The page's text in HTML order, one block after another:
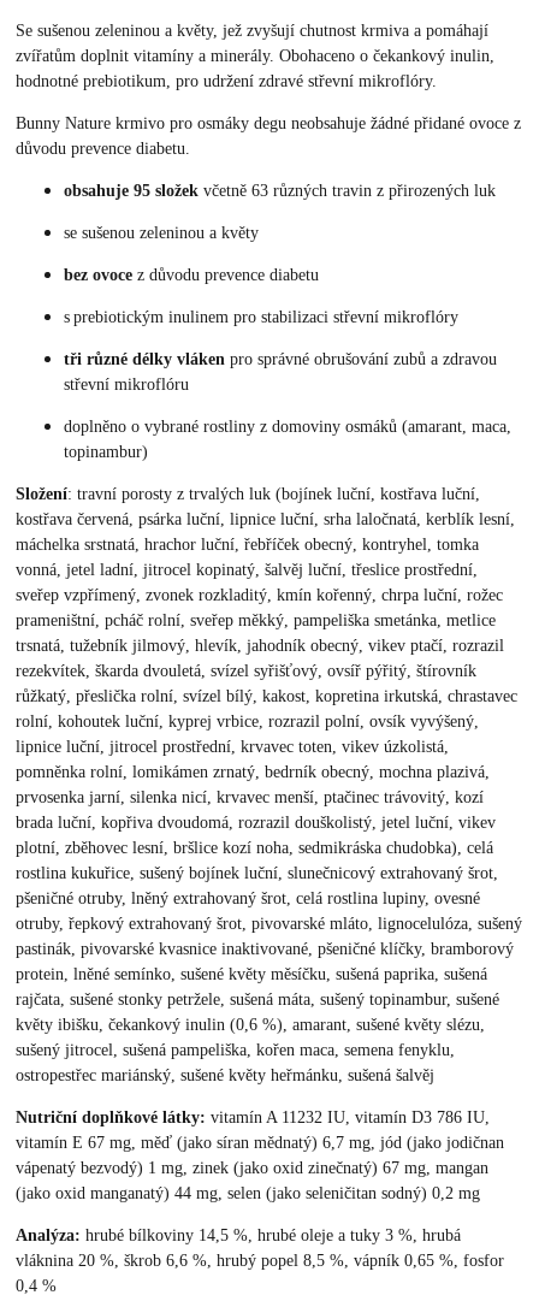
Se sušenou zeleninou a květy, jež zvyšují chutnost krmiva a pomáhají
zvířatům doplnit vitamíny a minerály. Obohaceno o čekankový inulin,
hodnotné prebiotikum, pro udržení zdravé střevní mikroflóry.
Bunny Nature krmivo pro osmáky degu neobsahuje žádné přidané ovoce z
důvodu prevence diabetu.
obsahuje 95 složekvčetně 63 různých travin z přirozených luk
se sušenou zeleninou a květy
bez ovocez důvodu prevence diabetu
s prebiotickým inulinem pro stabilizaci střevní mikroflóry
tři různé délky vláken pro správné obrušování zubů a zdravou
střevní mikroflóru
doplněno o vybrané rostliny z domoviny osmáků (amarant, maca,
topinambur)
Složení: travní porosty z trvalých luk (bojínek luční, kostřava luční,
kostřava červená, psárka luční, lipnice luční, srha laločnatá, kerblík lesní,
máchelka srstnatá, hrachor luční, řebříček obecný, kontryhel, tomka
vonná, jetel ladní, jitrocel kopinatý, šalvěj luční, třeslice prostřední,
sveřep vzpřímený, zvonek rozkladitý, kmín kořenný, chrpa luční, rožec
prameništní, pcháč rolní, sveřep měkký, pampeliška smetánka, metlice
trsnatá, tužebník jilmový, hlevík, jahodník obecný, vikev ptačí, rozrazil
rezekvítek, škarda dvouletá, svízel syřišťový, ovsíř pýřitý, štírovník
růžkatý, přeslička rolní, svízel bílý, kakost, kopretina irkutská, chrastavec
rolní, kohoutek luční, kyprej vrbice, rozrazil polní, ovsík vyvýšený,
lipnice luční, jitrocel prostřední, krvavec toten, vikev úzkolistá,
pomněnka rolní, lomikámen zrnatý, bedrník obecný, mochna plazivá,
prvosenka jarní, silenka nicí, krvavec menší, ptačinec trávovitý, kozí
brada luční, kopřiva dvoudomá, rozrazil douškolistý, jetel luční, vikev
plotní, zběhovec lesní, bršlice kozí noha, sedmikráska chudobka), celá
rostlina kukuřice, sušený bojínek luční, slunečnicový extrahovaný šrot,
pšeničné otruby, lněný extrahovaný šrot, celá rostlina lupiny, ovesné
otruby, řepkový extrahovaný šrot, pivovarské mláto, lignocelulóza, sušený
pastinák, pivovarské kvasnice inaktivované, pšeničné klíčky, bramborový
protein, lněné semínko, sušené květy měsíčku, sušená paprika, sušená
rajčata, sušené stonky petržele, sušená máta, sušený topinambur, sušené
květy ibišku, čekankový inulin (0,6 %), amarant, sušené květy slézu,
sušený jitrocel, sušená pampeliška, kořen maca, semena fenyklu,
ostropestřec mariánský, sušené květy heřmánku, sušená šalvěj
Nutriční doplňkové látky: vitamín A 11232 IU, vitamín D3 786 IU,
vitamín E 67 mg, měď (jako síran mědnatý) 6,7 mg, jód (jako jodičnan
vápenatý bezvodý) 1 mg, zinek (jako oxid zinečnatý) 67 mg, mangan
(jako oxid manganatý) 44 mg, selen (jako seleničitan sodný) 0,2 mg
Analýza: hrubé bílkoviny 14,5 %, hrubé oleje a tuky 3 %, hrubá
vláknina 20 %, škrob 6,6 %, hrubý popel 8,5 %, vápník 0,65 %, fosfor
0,4 %